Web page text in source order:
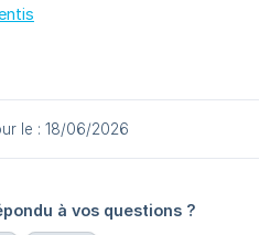
le : 18/06/2026
à vos questions ?